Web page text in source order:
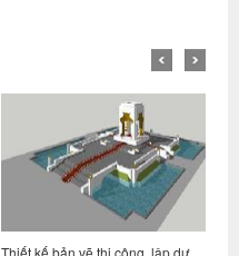
Thiết kế bản vẽ thi công, lập dự